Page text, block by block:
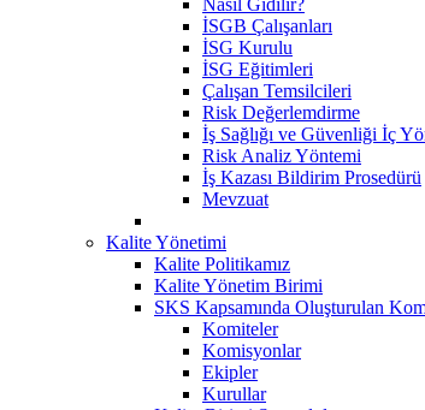
İSGB Çalışanları
İSG Kurulu
İSG Eğitimleri
Çalışan Temsilcileri
Risk Değerlemdirme
İş Sağlığı ve Güvenliği İç
Risk Analiz Yöntemi
İş Kazası Bildirim Prosedürü
Mevzuat
Kalite Yönetimi
Kalite Politikamız
Kalite Yönetim Birimi
SKS Kapsamında Oluşturulan
Komiteler
Komisyonlar
Ekipler
Kurullar